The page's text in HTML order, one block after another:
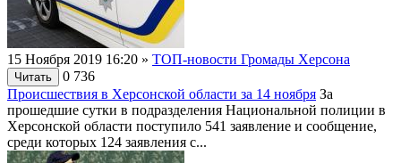
15 Ноября 2019 16:20 » ТОП-новости Громады Херсона
Читать 0 736
Происшествия в Херсонской области за 14 ноября За
прошедшие сутки в подразделения Национальной полиции в
Херсонской области поступило 541 заявление и сообщение,
среди которых 124 заявления с...